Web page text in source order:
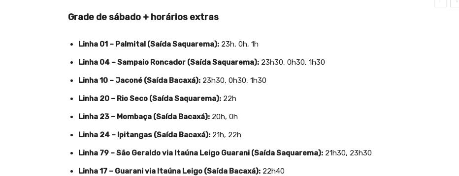
Grade de sábado + horários extras
Linha 01 – Palmital (Saída Saquarema): 23h, 0h, 1h
Linha 04 – Sampaio Roncador (Saída Saquarema): 23h30, 0h30, 1h30
Linha 10 – Jaconé (Saída Bacaxá): 23h30, 0h30, 1h30
Linha 20 – Rio Seco (Saída Saquarema): 22h
Linha 23 – Mombaça (Saída Bacaxá): 20h, 0h
Linha 24 – Ipitangas (Saída Bacaxá): 21h, 22h
Linha 79 – São Geraldo via Itaúna Leigo Guarani (Saída Saquarema): 21h30, 23h30
Linha 17 – Guarani via Itaúna Leigo (Saída Bacaxá): 22h40